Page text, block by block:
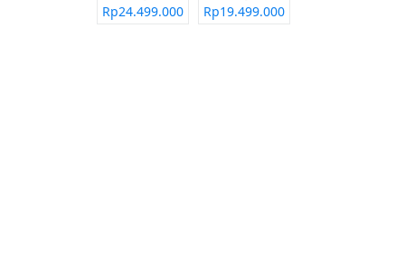
Ultra
Rp24.499.000
Plus
Rp19.499.000